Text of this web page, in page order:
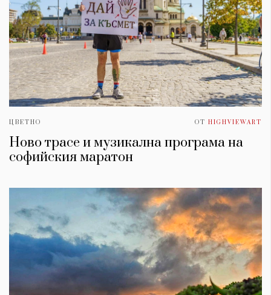
ЦВЕТНО ОТ HIGHVIEWART
Ново трасе и музикална програма на
софийския маратон